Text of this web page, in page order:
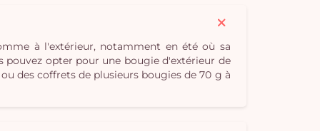
à l'extérieur, notamment en été où sa
opter pour une bougie d'extérieur de
des coffrets de plusieurs bougies de 70 g à